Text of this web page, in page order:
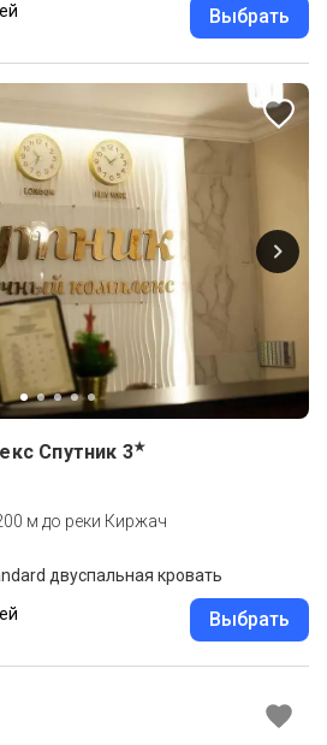
Выбрать
Спутник 3★
м до реки Киржач
двуспальная кровать
Выбрать